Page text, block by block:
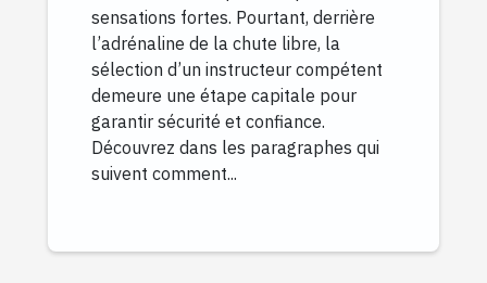
sensations fortes. Pourtant, derrière
l’adrénaline de la chute libre, la
sélection d’un instructeur compétent
demeure une étape capitale pour
garantir sécurité et confiance.
Découvrez dans les paragraphes qui
suivent comment...